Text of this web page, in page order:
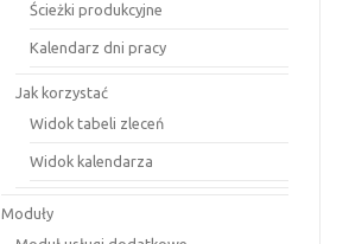
Ścieżki produkcyjne
Kalendarz dni pracy
Jak korzystać
Widok tabeli zleceń
Widok kalendarza
Moduły